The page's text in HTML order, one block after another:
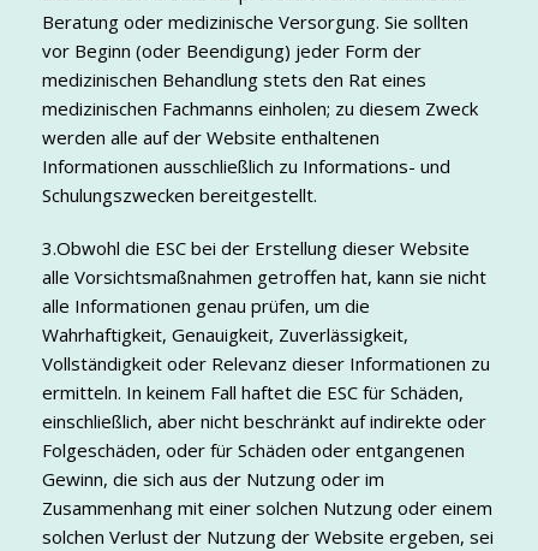
Beratung oder medizinische Versorgung. Sie sollten
vor Beginn (oder Beendigung) jeder Form der
medizinischen Behandlung stets den Rat eines
medizinischen Fachmanns einholen; zu diesem Zweck
werden alle auf der Website enthaltenen
Informationen ausschließlich zu Informations- und
Schulungszwecken bereitgestellt.
3.Obwohl die ESC bei der Erstellung dieser Website
alle Vorsichtsmaßnahmen getroffen hat, kann sie nicht
alle Informationen genau prüfen, um die
Wahrhaftigkeit, Genauigkeit, Zuverlässigkeit,
Vollständigkeit oder Relevanz dieser Informationen zu
ermitteln. In keinem Fall haftet die ESC für Schäden,
einschließlich, aber nicht beschränkt auf indirekte oder
Folgeschäden, oder für Schäden oder entgangenen
Gewinn, die sich aus der Nutzung oder im
Zusammenhang mit einer solchen Nutzung oder einem
solchen Verlust der Nutzung der Website ergeben, sei